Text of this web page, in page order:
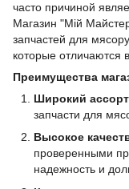
часто причиной
Магазин "Мій
запчастей для
которые отличаются
Преимущества
Широкий
запчасти для
Высокое
проверенными
надежность и